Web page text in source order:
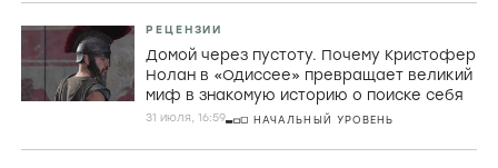
РЕЦЕНЗИИ
Домой через пустоту. Почему Кристофер
Нолан в «Одиссее» превращает великий
миф в знакомую историю о поиске себя
31 июля, 16:59 НАЧАЛЬНЫЙ УРОВЕНЬ